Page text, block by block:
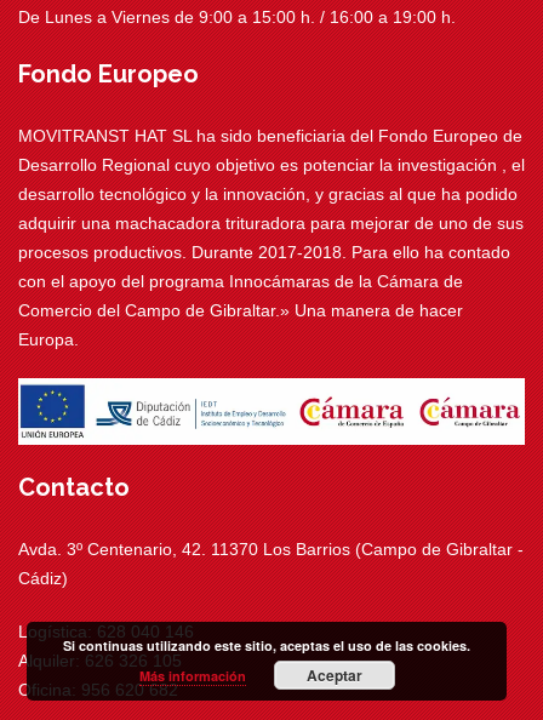
De Lunes a Viernes de 9:00 a 15:00 h. / 16:00 a 19:00 h.
Fondo Europeo
MOVITRANST HAT SL ha sido beneficiaria del Fondo Europeo de
Desarrollo Regional cuyo objetivo es potenciar la investigación , el
desarrollo tecnológico y la innovación, y gracias al que ha podido
adquirir una machacadora trituradora para mejorar de uno de sus
procesos productivos. Durante 2017-2018. Para ello ha contado
con el apoyo del programa Innocámaras de la Cámara de
Comercio del Campo de Gibraltar.» Una manera de hacer
Europa.
Contacto
Avda. 3º Centenario, 42. 11370 Los Barrios (Campo de Gibraltar -
Cádiz)
Logística: 628 040 146
Alquiler: 626 326 105
Oficina: 956 620 682
Si continuas utilizando este sitio, aceptas el uso de las cookies.
Más información
Aceptar